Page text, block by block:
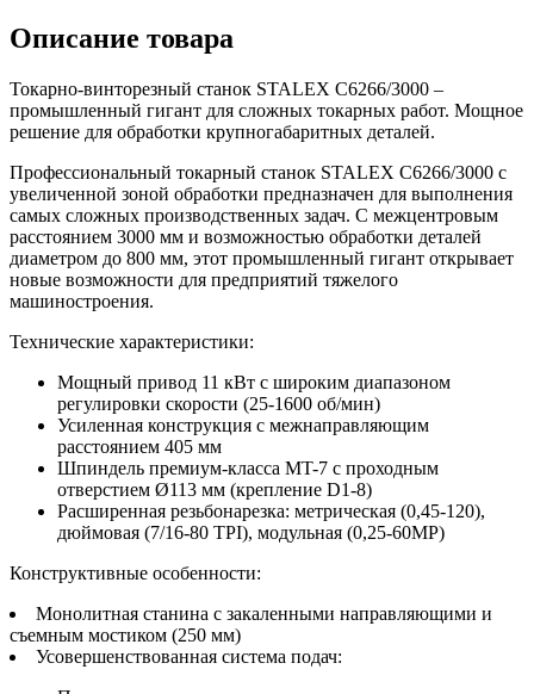
Описание товара
Токарно-винторезный станок STALEX C6266/3000 –
промышленный гигант для сложных токарных работ. Мощное
решение для обработки крупногабаритных деталей.
Профессиональный токарный станок STALEX C6266/3000 с
увеличенной зоной обработки предназначен для выполнения
самых сложных производственных задач. С межцентровым
расстоянием 3000 мм и возможностью обработки деталей
диаметром до 800 мм, этот промышленный гигант открывает
новые возможности для предприятий тяжелого
машиностроения.
Технические характеристики:
Мощный привод 11 кВт с широким диапазоном
регулировки скорости (25-1600 об/мин)
Усиленная конструкция с межнаправляющим
расстоянием 405 мм
Шпиндель премиум-класса MT-7 с проходным
отверстием Ø113 мм (крепление D1-8)
Расширенная резьбонарезка: метрическая (0,45-120),
дюймовая (7/16-80 TPI), модульная (0,25-60MP)
Конструктивные особенности:
Монолитная станина с закаленными направляющими и
съемным мостиком (250 мм)
Усовершенствованная система подач: